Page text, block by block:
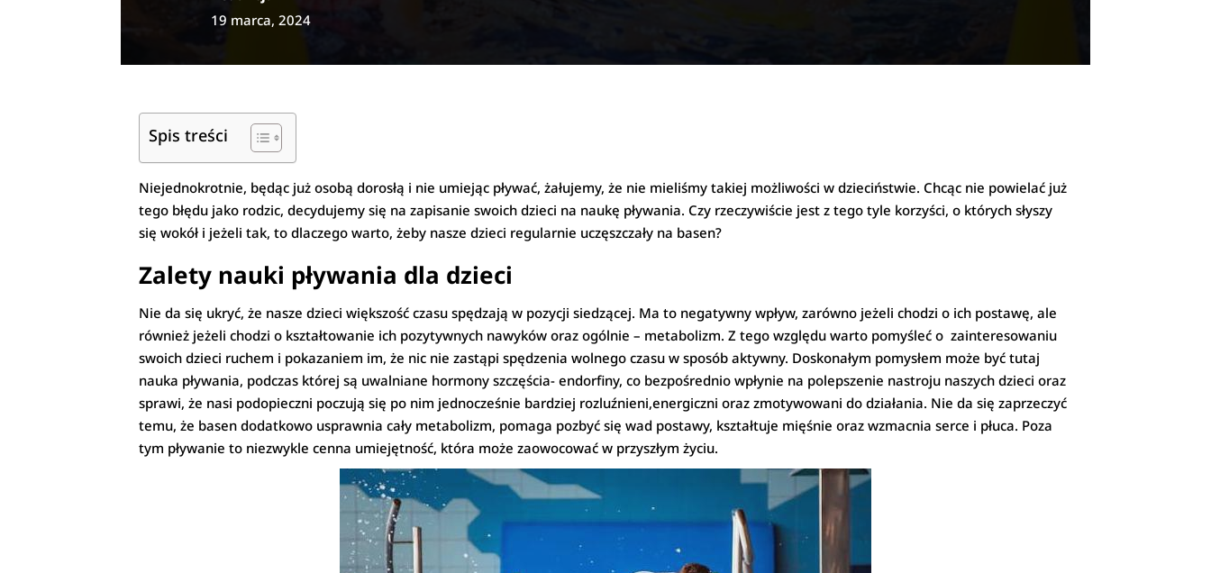
19 marca, 2024
Spis treści
Niejednokrotnie, będąc już osobą dorosłą i nie umiejąc pływać, żałujemy, że nie mieliśmy takiej możliwości w dzieciństwie. Chcąc nie powielać już
tego błędu jako rodzic, decydujemy się na zapisanie swoich dzieci na naukę pływania. Czy rzeczywiście jest z tego tyle korzyści, o których słyszy
się wokół i jeżeli tak, to dlaczego warto, żeby nasze dzieci regularnie uczęszczały na basen?
Zalety nauki pływania dla dzieci
Nie da się ukryć, że nasze dzieci większość czasu spędzają w pozycji siedzącej. Ma to negatywny wpływ, zarówno jeżeli chodzi o ich postawę, ale
również jeżeli chodzi o kształtowanie ich pozytywnych nawyków oraz ogólnie – metabolizm. Z tego względu warto pomyśleć o zainteresowaniu
swoich dzieci ruchem i pokazaniem im, że nic nie zastąpi spędzenia wolnego czasu w sposób aktywny. Doskonałym pomysłem może być tutaj
nauka pływania, podczas której są uwalniane hormony szczęścia- endorfiny, co bezpośrednio wpłynie na polepszenie nastroju naszych dzieci oraz
sprawi, że nasi podopieczni poczują się po nim jednocześnie bardziej rozluźnieni,energiczni oraz zmotywowani do działania. Nie da się zaprzeczyć
temu, że basen dodatkowo usprawnia cały metabolizm, pomaga pozbyć się wad postawy, kształtuje mięśnie oraz wzmacnia serce i płuca. Poza
tym pływanie to niezwykle cenna umiejętność, która może zaowocować w przyszłym życiu.